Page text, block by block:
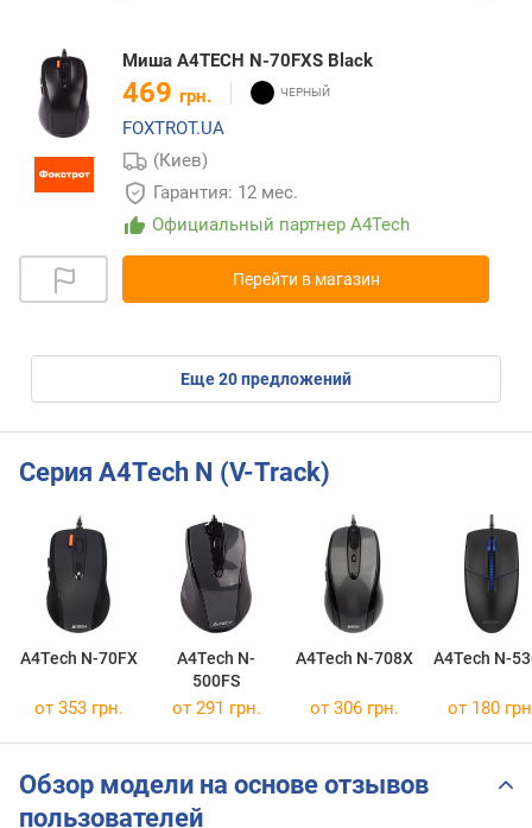
Миша A4TECH N-70FXS Black
469 грн.
FOXTROT.UA
(Киев)
Гарантия: 12 мес.
Официальный партнер A4Tech
Перейти в магазин
eще20предложений
Серия A4Tech N (V-Track)
A4Tech N-70FX
A4Tech N-
500FS
A4Tech N-708X A4Tech N-
от 353 грн. от 291 грн. от 306 грн. от 180
Обзор модели на основе отзывов
пользователей